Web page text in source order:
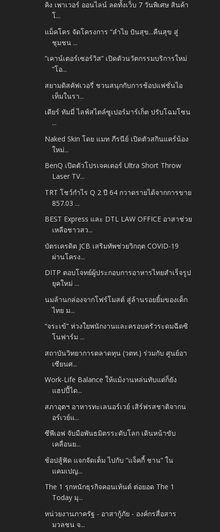
คิง เพาเวอร์ ออนไลน์ ลดทั้งเว็บ 7 วันพิเศษ สินค้า
โ...
แม็คโคร จัดโครงการ “ลำไย ปันสุข...คืนสุข สู่
ชุมชน ...
“เคาน์เตอร์เซอร์วิส” เปิดตัวนวัตกรรมบริการใหม่
“โอ...
สยามดิสคัฟเวอรี่ ชวนสนุกกับการช้อปแฟชั่นไอ
เท็มในรา...
เดียร์ ทัมมี่ ไลฟ์สไตล์ซูเปอร์มาร์เก็ต ปรับโฉมโซน
...
Naked Skin โดย แมท ภีรนีย์ เปิดตัวสกินแคร์น้อง
ใหม่...
BenQ เปิดตัวโปรเจคเตอร์ Ultra Short Throw
Laser TV...
TRT โชว์กำไร Q 2 ปี 64 กวาดรายได้จากการขาย
857.03 ...
BEST Express และ DTL LAW OFFICE อาสาช่วย
เหลือชาวสว...
บัตรเครดิต JCB เสริมทัพช่วยวิกฤต COVID-19
ผ่านโครง...
DITP ตอบโจทย์ผู้ประกอบการอาหารไทยสำเร็จรูป
ยุคใหม่ ...
นมล้านกล่องจากโฟร์โมสต์ สู่ล้านรอยยิ้มของเด็ก
ไทย ม...
“จระเข้” ห่วงใยพนักงานและครอบครัวระดมฉีดซิ
โนฟาร์ม ...
สถาบันวิทยาการตลาดทุน (วตท.) ร่วมกับ ศูนย์อา
เซียนศ...
Work-Life Balance ให้แม้งานหล่นทับแต่ก็ยัง
แฮปปี้ได...
สภาอุตฯ อาหารทะเลนอร์เวย์ เสิร์ฟรสชาติจากน
อร์เวย์แ...
ซีพีเอฟ จับมือพันธมิตรระดับโลก เดินหน้าขับ
เคลื่อนย...
ช้อปสู้ฟัด แจกจัดเต็ม ไปกับ “แจ็คกี้ ชาน” ใน
แคมเปญ...
The 1 รุกหนักธุรกิจคอนเท้นต์ ต่อยอด The 1
Today มุ...
หน่วยงานภาครัฐ - อาสากู้ภัย - องค์กรสื่อสาร
มวลชน จ...